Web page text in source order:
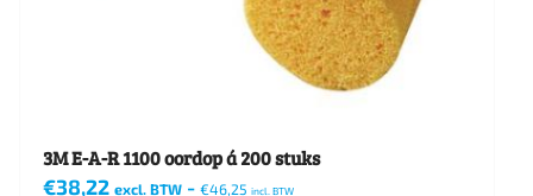
3M E-A-R 1100 oordop á 200 stuks
€38,22 excl. BTW - €46,25 incl. BTW